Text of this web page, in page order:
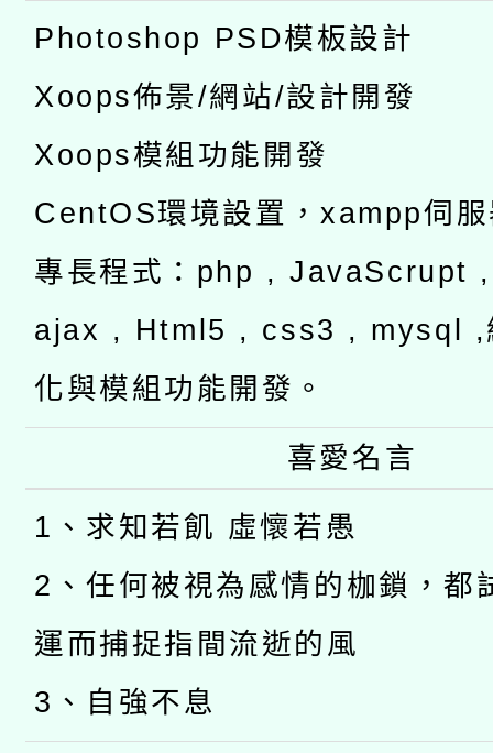
Photoshop PSD模板設計
Xoops佈景/網站/設計開發
Xoops模組功能開發
CentOS環境設置，xampp伺
專長程式：php , JavaScrupt
ajax , Html5 , css3 , mysql ,
化與模組功能開發。
喜愛名言
1、求知若飢 虛懷若愚
2、任何被視為感情的枷鎖，都
運而捕捉指間流逝的風
3、自強不息